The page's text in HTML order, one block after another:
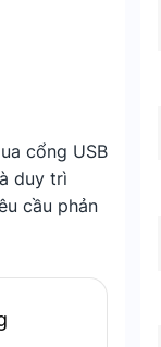
cổng USB
duy trì
cầu phản
các tác